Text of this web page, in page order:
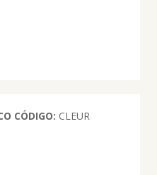
CÓDIGO: CLEUR